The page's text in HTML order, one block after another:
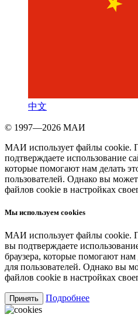
中文
© 1997—2026 МАИ
МАИ использует файлы cookie.
подтверждаете использование
которые помогают нам делать
пользователей. Однако вы
файлов cookie в настройках
Мы используем cookies
МАИ использует файлы cookie.
вы подтверждаете
браузера, которые помогают нам
для пользователей. Однако вы
файлов cookie в настройках
Принять Подробнее